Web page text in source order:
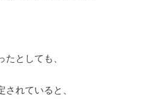
たとしても、
れていると、